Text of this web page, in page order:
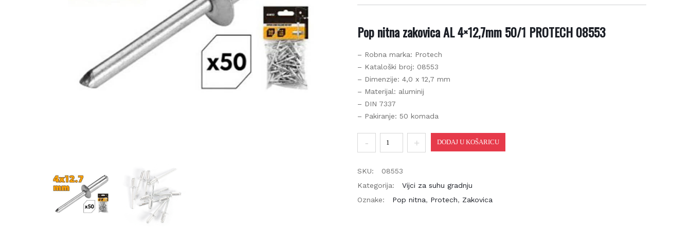
Pop nitna zakovica AL 4×12,7mm 50/1 PROTECH 08553
– Robna marka: Protech
– Kataloški broj: 08553
– Dimenzije: 4,0 x 12,7 mm
– Materijal: aluminij
– DIN 7337
– Pakiranje: 50 komada
Pop
nitna
AL
4x12,7mm
50/1
DODAJ U KOŠARICU
SKU:
08553
Kategorija:
Vijci za suhu gradnju
Oznake:
Pop nitna,Protech,Zakovica